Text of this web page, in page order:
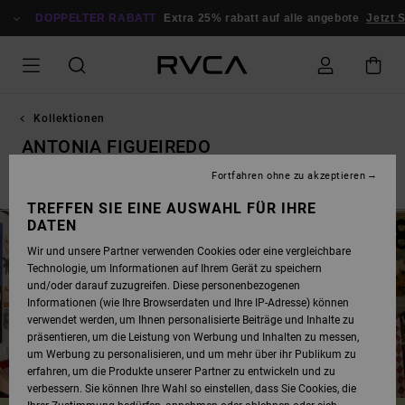
ZUR
DOPPELTER RABATT Extra 25% rabatt auf alle angebote Jetzt
Kollektionen
ANTONIA FIGUEIREDO
TREFFEN SIE EINE AUSWAHL FÜR IHRE
DATEN
Wir und unsere Partner verwenden Cookies oder eine vergleichbare
Technologie, um Informationen auf Ihrem Gerät zu speichern
und/oder darauf zuzugreifen. Diese personenbezogenen
Informationen (wie Ihre Browserdaten und Ihre IP-Adresse) können
verwendet werden, um Ihnen personalisierte Beiträge und Inhalte zu
präsentieren, um die Leistung von Werbung und Inhalten zu messen,
um Werbung zu personalisieren, und um mehr über ihr Publikum zu
erfahren, um die Produkte unserer Partner zu entwickeln und zu
verbessern. Sie können Ihre Wahl so einstellen, dass Sie Cookies, die
Fortfahren ohne zu akzeptieren